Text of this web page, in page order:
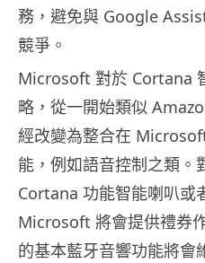
務，避免與 Google
競爭。
Microsoft 對於 Cortana
略，從一開始類似
經改變為整合在
能，例如語音控制之類。
Cortana 功能智能喇叭或
Microsoft 將會提供禮券
的基本藍牙音響功能將會